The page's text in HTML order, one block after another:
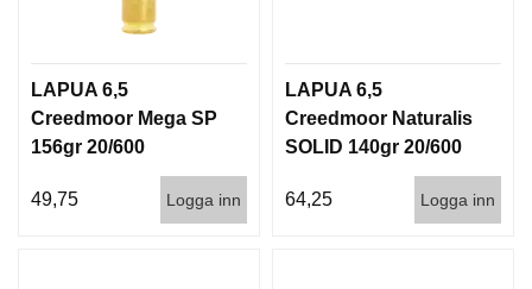
LAPUA 6,5
Creedmoor Mega SP
156gr 20/600
49,75 Logga inn
LAPUA 6,5
Creedmoor Naturalis
SOLID 140gr 20/600
64,25 Logga inn